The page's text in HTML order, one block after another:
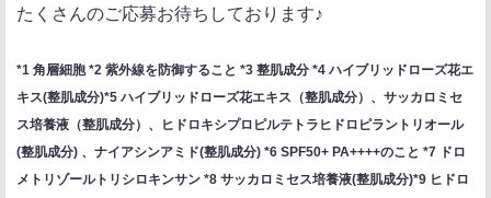
たくさんのご応募お待ちしております♪
*1 角層細胞 *2 紫外線を防御すること *3 整肌成分 *4 ハイブリッドローズ花エ
キス(整肌成分)*5 ハイブリッドローズ花エキス（整肌成分）、サッカロミセ
ス培養液（整肌成分）、ヒドロキシプロピルテトラヒドロピラントリオール
(整肌成分) 、ナイアシンアミド(整肌成分) *6 SPF50+ PA++++のこと *7 ドロ
メトリゾールトリシロキンサン *8 サッカロミセス培養液(整肌成分)*9 ヒドロ